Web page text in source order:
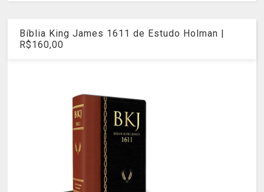
Bíblia King James 1611 de Estudo Holman |
R$160,00